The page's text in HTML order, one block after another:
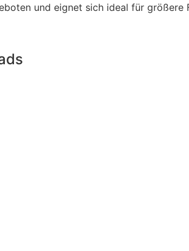
und eignet sich ideal für